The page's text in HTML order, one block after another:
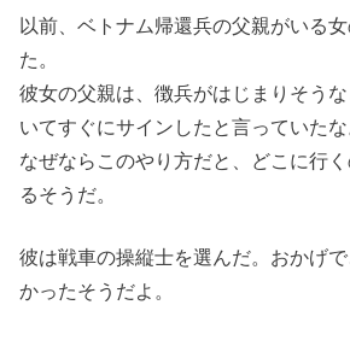
以前、ベトナム帰還兵の父親がいる
た。
彼女の父親は、徴兵がはじまりそう
いてすぐにサインしたと言っていたな
なぜならこのやり方だと、どこに行
るそうだ。
彼は戦車の操縦士を選んだ。おかげ
かったそうだよ。